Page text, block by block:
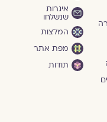
איגרות
שנשלחו
המלצות
מפת אתר
תודות